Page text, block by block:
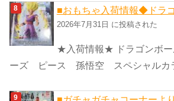
■おもちゃ入荷情報◆ドラ
2026年7月31日 に投稿された
★入荷情報★ ドラゴンボー
ーズ ピース 孫悟空 スペシャルカ